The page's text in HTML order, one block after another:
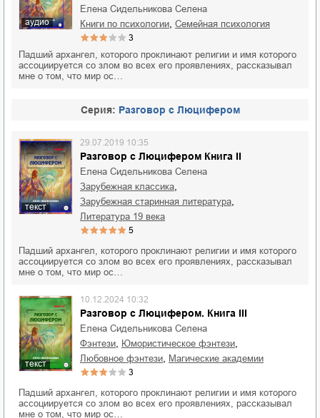
аудио
Елена Сидельникова Селена
книги по психологии
семейная психология
3
Падший архангел, которого проклинают религии и имя которого
ассоциируется со злом во всех его проявлениях, рассказывал
мне о том, что мир ос…
Cерия: Разговор с Люцифером
текст
Разговор с Люцифером Книга II
29.07.2019 10:35
Елена Сидельникова Селена
зарубежная классика
зарубежная старинная литература
литература 19 века
5
Падший архангел, которого проклинают религии и имя которого
ассоциируется со злом во всех его проявлениях, рассказывал
мне о том, что мир ос…
текст
Разговор с Люцифером. Книга III
10.12.2024 10:32
Елена Сидельникова Селена
фэнтези
юмористическое фэнтези
любовное фэнтези магические академии
3
Падший архангел, которого проклинают религии и имя которого
ассоциируется со злом во всех его проявлениях, рассказывал
мне о том, что мир ос…